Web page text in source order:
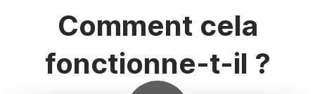
Comment cela
fonctionne-t-il ?